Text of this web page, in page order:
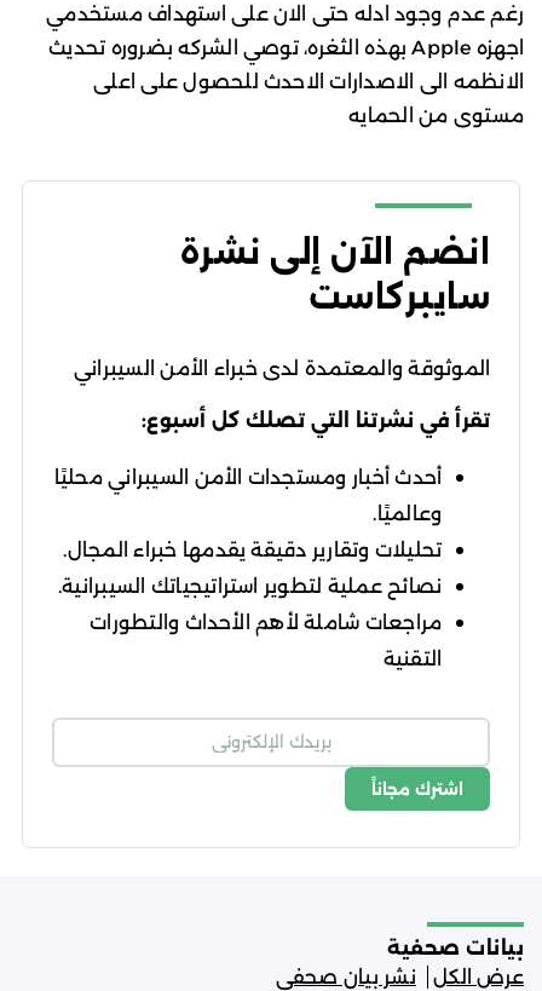
رغم عدم وجود ادله حتى الان على استهداف مستخدمي
اجهزه Apple بهذه الثغره، توصي الشركه بضروره تحديث
الانظمه الى الاصدارات الاحدث للحصول على اعلى
مستوى من الحمايه
انضم الآن إلى نشرة
سايبركاست
الموثوقة والمعتمدة لدى خبراء الأمن السيبراني
تقرأ في نشرتنا التي تصلك كل أسبوع:
أحدث أخبار ومستجدات الأمن السيبراني محليًا
وعالميًا.
تحليلات وتقارير دقيقة يقدمها خبراء المجال.
نصائح عملية لتطوير استراتيجياتك السيبرانية.
مراجعات شاملة لأهم الأحداث والتطورات
التقنية
اشترك مجاناً
بيانات صحفية
عرض الكل
نشر بيان صحفي